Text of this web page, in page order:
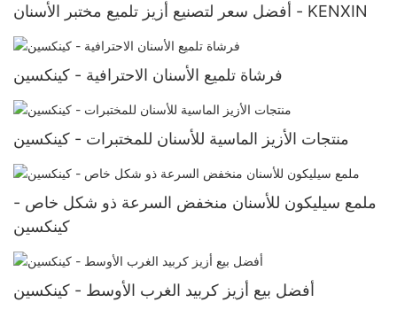
أفضل سعر لتصنيع أزيز تلميع مختبر الأسنان - KENXIN
فرشاة تلميع الأسنان الاحترافية - كينكسين
منتجات الأزيز الماسية للأسنان للمختبرات - كينكسين
ملمع سيليكون للأسنان منخفض السرعة ذو شكل خاص -
كينكسين
أفضل بيع أزيز كربيد الغرب الأوسط - كينكسين